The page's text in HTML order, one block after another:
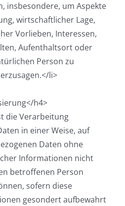
insbesondere, um Aspekte
wirtschaftlicher Lage,
Vorlieben, Interessen,
Aufenthaltsort oder
Person zu
li>
h4>
die Verarbeitung
in einer Weise, auf
Daten ohne
Informationen nicht
betroffenen Person
sofern diese
gesondert aufbewahrt